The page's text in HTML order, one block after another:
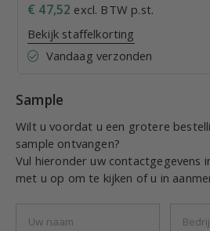
€ 47,52 excl. BTW p.st.
Bekijk staffelkorting
Vandaag verzonden
Sample
Wilt u voordat u een grotere
sample ontvangen?
Vul hieronder uw contactgegevens
met u op om te kijken of u in